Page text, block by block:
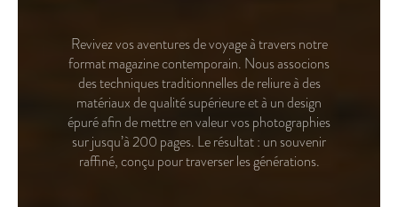
Revivez vos aventures de voyage à travers notre
format magazine contemporain. Nous associons
des techniques traditionnelles de reliure à des
matériaux de qualité supérieure et à un design
épuré afin de mettre en valeur vos photographies
sur jusqu’à 200 pages. Le résultat : un souvenir
raffiné, conçu pour traverser les générations.